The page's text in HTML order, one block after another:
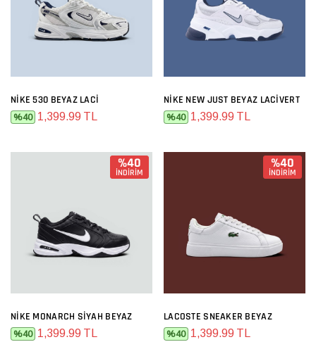
NIKE 530 BEYAZ LACI
%40 1,399.99 TL
NIKE NEW JUST BEYAZ LACIVERT
%40 1,399.99 TL
%40
İNDİRİM
NIKE MONARCH SIYAH BEYAZ
%40 1,399.99 TL
%40
İNDİRİM
LACOSTE SNEAKER BEYAZ
%40 1,399.99 TL